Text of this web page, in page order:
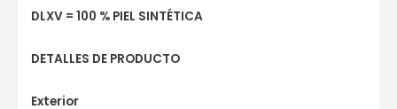
DLXV = 100 % PIEL SINTÉTICA
DETALLES DE PRODUCTO
Exterior